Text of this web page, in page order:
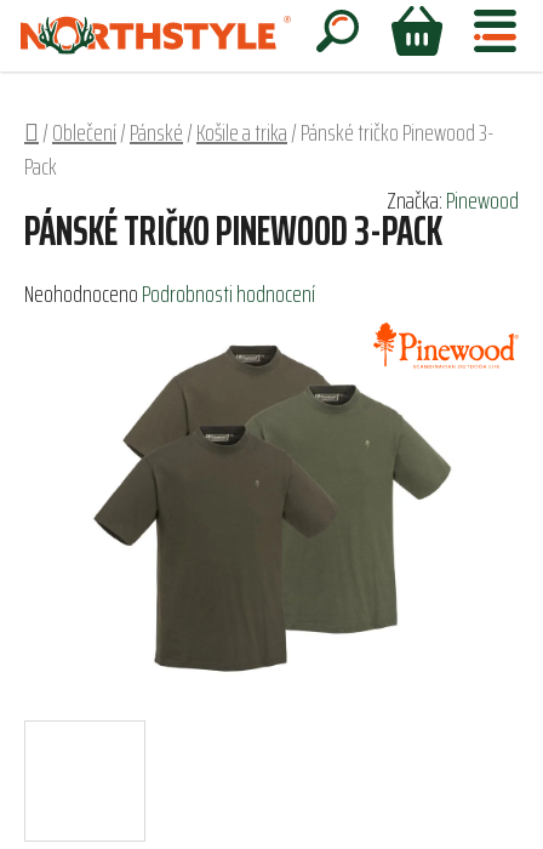
Přejít
obsah
Hledat
NÁKUPNÍ
Domů
/Oblečení/Pánské/Košile a trika/Pánské tričko Pinewood 3-
Pack
PÁNSKÉ TRIČKO PINEWOOD 3-PACK
Průměrné
hvězdiček.
NeohodnocenoPodrobnosti hodnocení
Značka:Pinewood